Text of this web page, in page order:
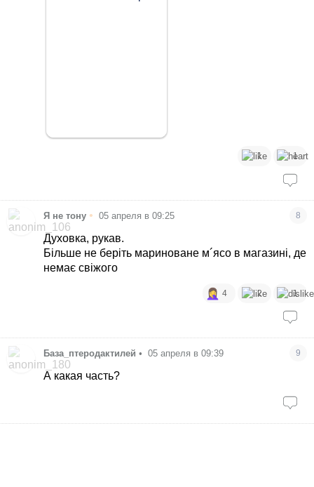
1 1
Я не тону • 05 апреля в 09:25 8
Духовка, рукав.
Більше не беріть мариноване м´ясо в магазині, де
немає свіжого
4 2 1
База_птеродактилей • 05 апреля в 09:39 9
А какая часть?